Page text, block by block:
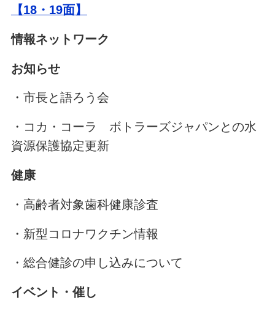
【18・19面】
情報ネットワーク
お知らせ
・市長と語ろう会
・コカ・コーラ ボトラーズジャパンとの水
資源保護協定更新
健康
・高齢者対象歯科健康診査
・新型コロナワクチン情報
・総合健診の申し込みについて
イベント・催し